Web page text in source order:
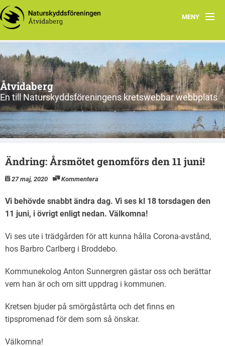
MENY
Hem
Föreningens lokala arbete
Åtvidaberg
En till Naturskyddsföreningens kretswebbar webbplats
Ändring: Årsmötet genomförs den 11 juni!
27 maj, 2020 Kommentera
Vi behövde snabbt ändra dag. Vi ses kl 18 torsdagen den
11 juni, i övrigt enligt nedan. Välkomna!
Vi ses ute i trädgården för att kunna hålla Corona-avstånd,
hos Barbro Carlberg i Broddebo.
Kommunekolog Anton Sunnergren gästar oss och berättar
vem han är och om sitt uppdrag i kommunen.
Kretsen bjuder på smörgåstårta och det finns en
tipspromenad för dem som så önskar.
Välkomna!